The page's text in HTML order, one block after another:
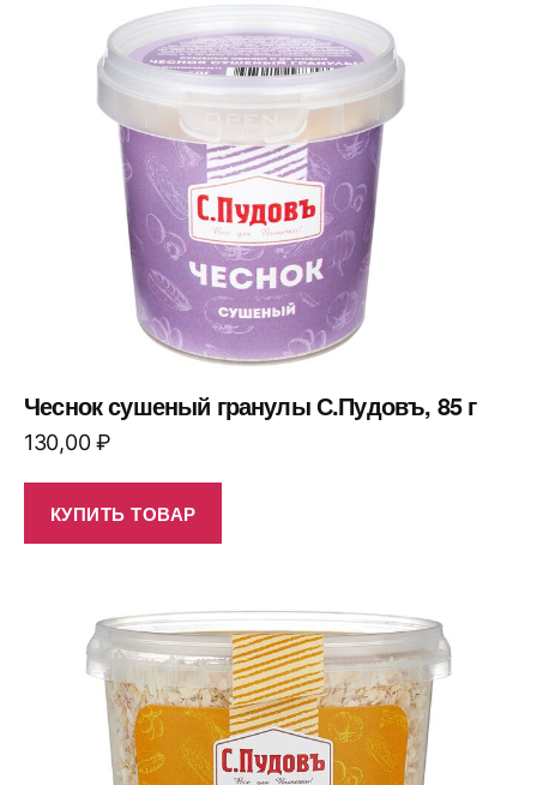
Чеснок сушеный гранулы С.Пудовъ, 85 г
130,00₽
КУПИТЬ ТОВАР